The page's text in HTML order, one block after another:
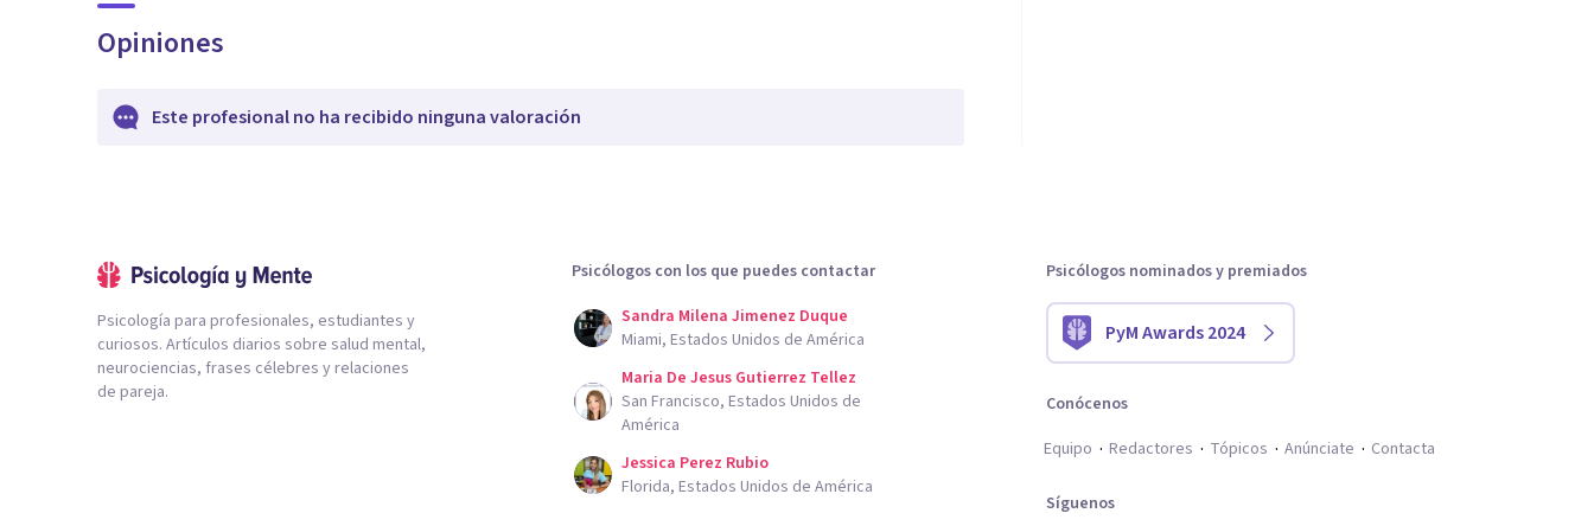
Opiniones
Este profesional no ha recibido ninguna valoración
Psicología para profesionales, estudiantes y
curiosos. Artículos diarios sobre salud mental,
neurociencias, frases célebres y relaciones
de pareja.
Psicólogos con los que puedes contactar
Sandra Milena Jimenez Duque
Miami, Estados Unidos de América
Maria De Jesus Gutierrez Tellez
San Francisco, Estados Unidos de
América
Jessica Perez Rubio
Florida, Estados Unidos de América
Psicólogos nominados y premiados
PyM Awards 2024
Conócenos
Equipo
Redactores Tópicos Anúnciate Contacta
Síguenos